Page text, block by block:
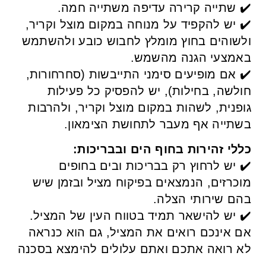
✔️ שתייה קרירה עדיפה משתייה חמה.
✔️ יש להקפיד על מנוחה במקום מוצל וקריר,
ולשוהים בחוץ מומלץ לחבוש כובע ולהשתמש
באמצעי הגנה מהשמש.
✔️ אם מופיעים סימני התייבשות (סחרחורות,
חולשה, בחילות), יש להפסיק כל פעילות
גופנית, לשהות במקום מוצל וקריר, ולהרבות
בשתייה אף מעבר לתחושת הצימאון.
כללי זהירות בחוף הים ובבריכות:
✔️ יש לרחוץ רק בבריכות ובים בחופים
מוכרזים, הנמצאים בפיקוח מציל ובזמן שיש
בהם שירותי הצלה.
✔️ יש להישאר תמיד בטווח העין של המציל.
אם אינכם רואים את המציל, גם הוא כנראה
לא רואה אתכם ואתם עלולים להימצא בסכנה